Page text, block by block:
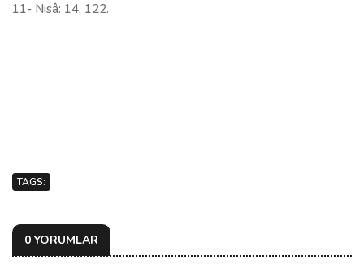
11- Nisâ: 14, 122.
TAGS:
0 YORUMLAR